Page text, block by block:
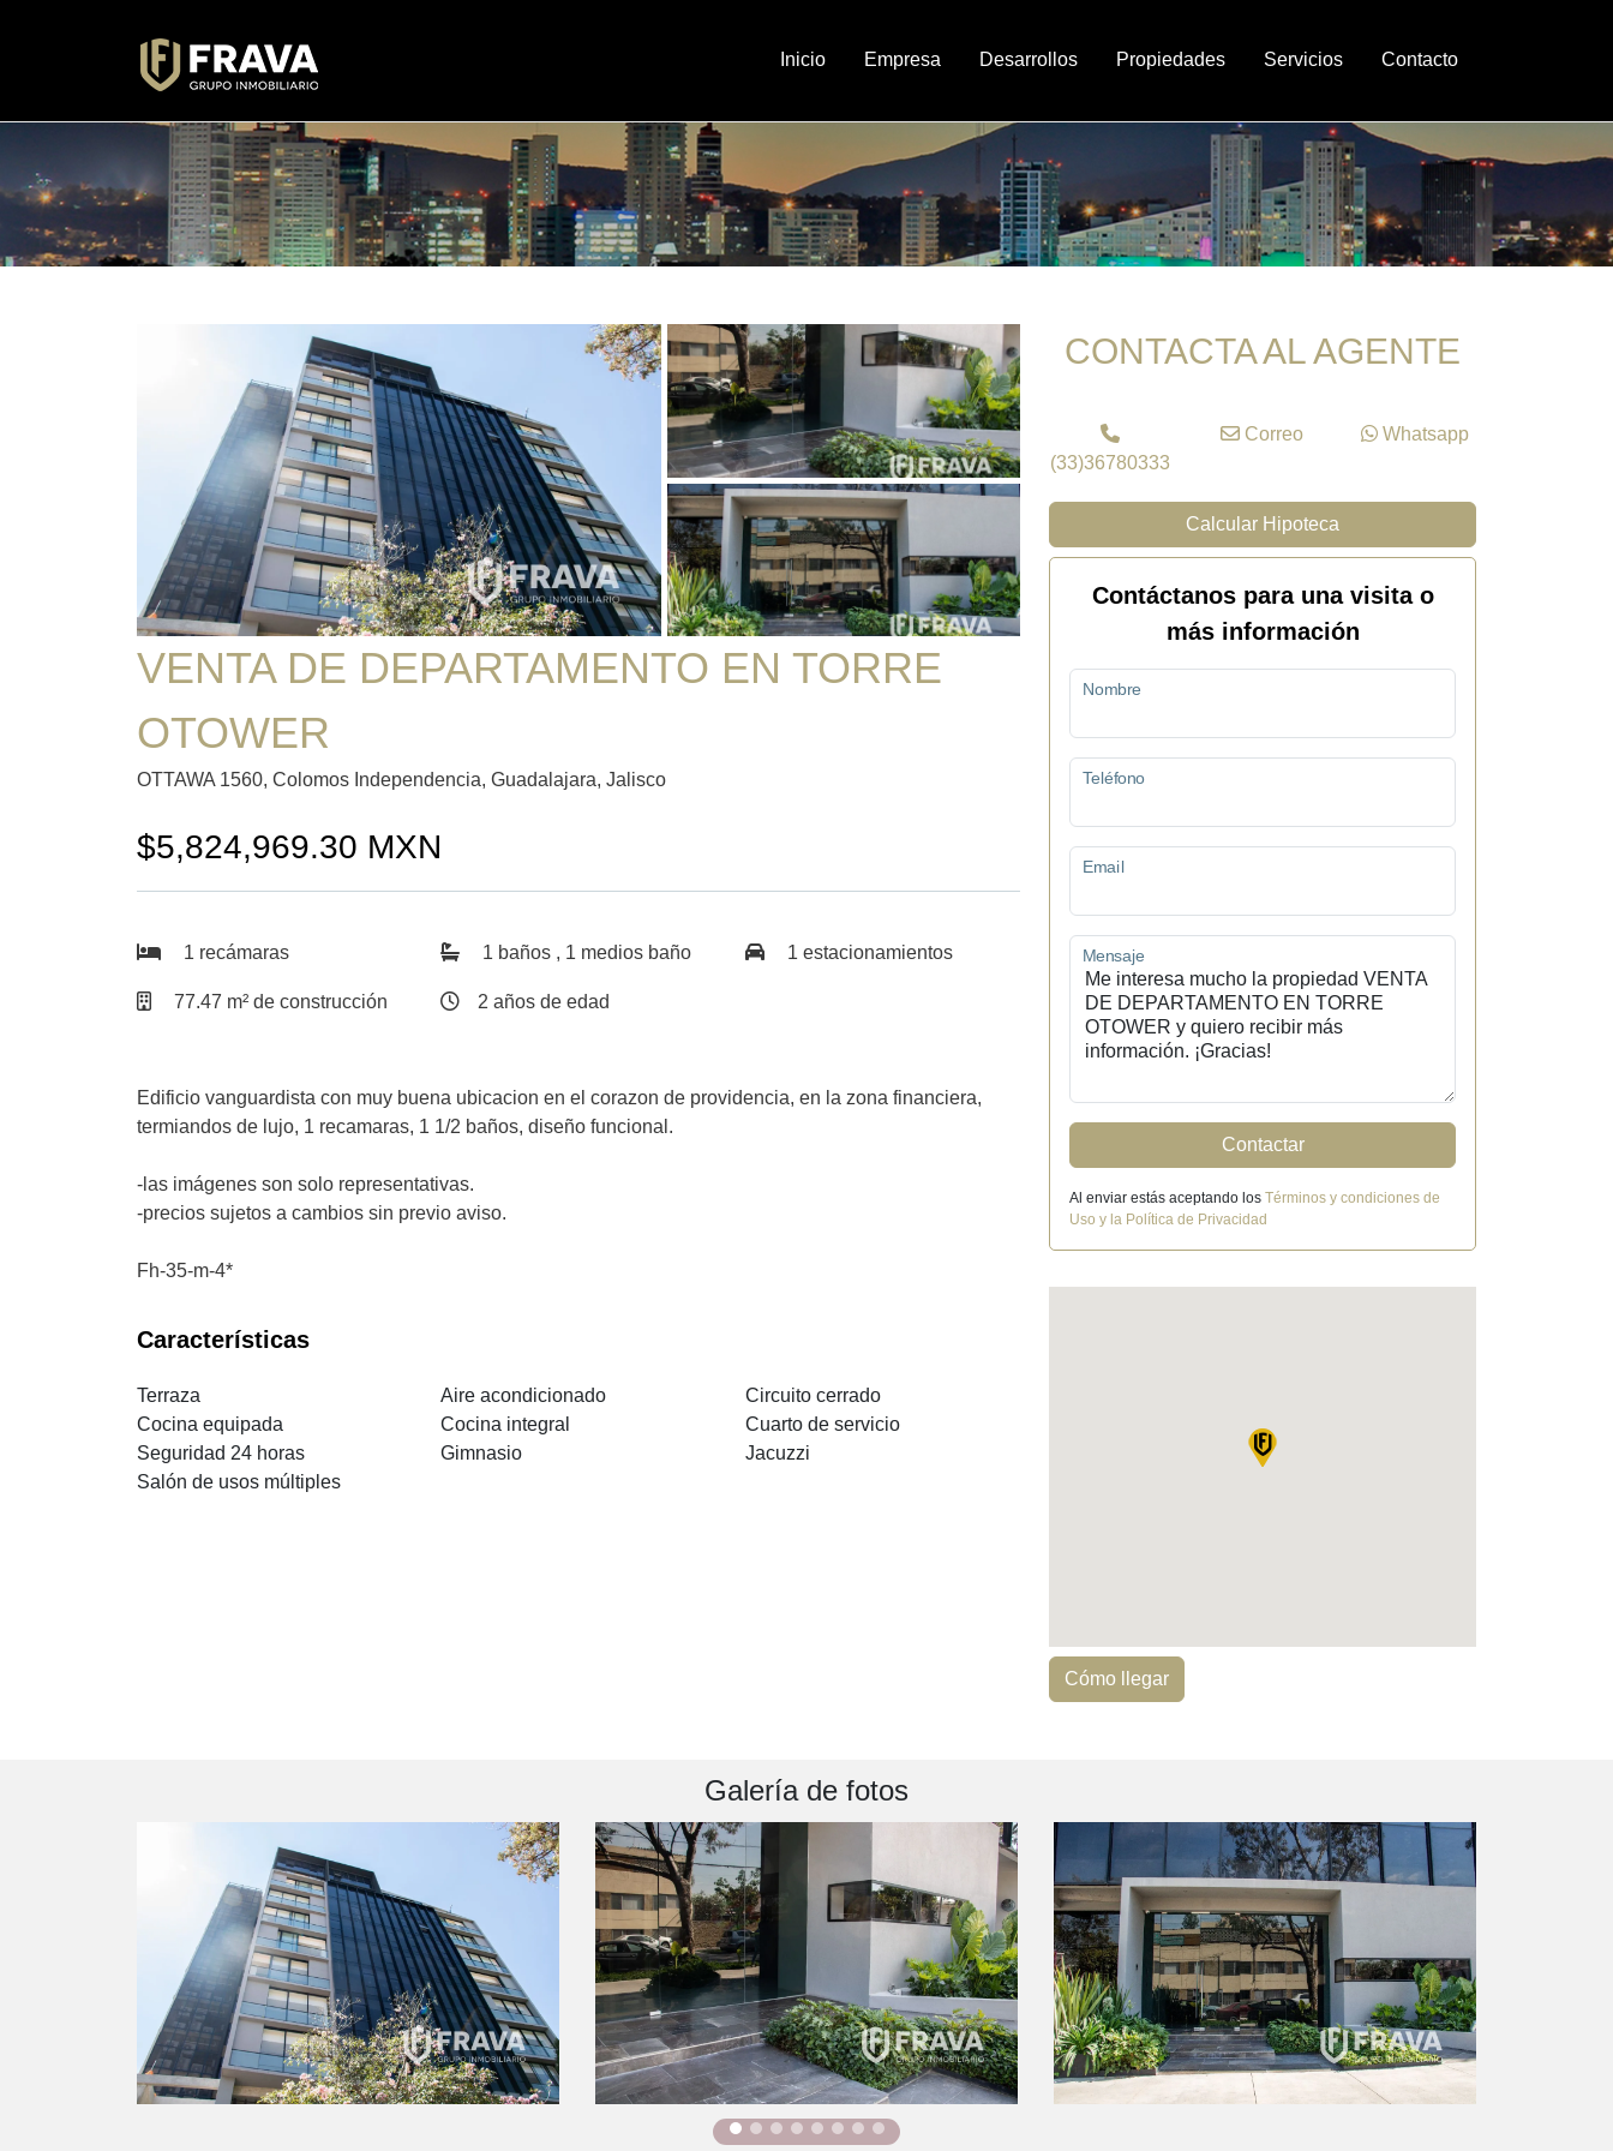
Inicio Empresa Desarrollos Propiedades Servicios Contacto
VENTA DE DEPARTAMENTO EN TORRE
OTOWER
OTTAWA 1560, Colomos Independencia, Guadalajara, Jalisco
$5,824,969.30 MXN
1 recámaras 1 baños , 1 medios baño 1 estacionamientos
77.47 m² de construcción 2 años de edad
Edificio vanguardista con muy buena ubicacion en el corazon de providencia, en la zona financiera,
termiandos de lujo, 1 recamaras, 1 1/2 baños, diseño funcional.
-las imágenes son solo representativas.
-precios sujetos a cambios sin previo aviso.
Fh-35-m-4*
Características
Terraza Aire acondicionado
Circuito cerrado
Cocina equipada
Cocina integral
Cuarto de servicio
Seguridad 24 horas
Gimnasio
Jacuzzi
Salón de usos múltiples
CONTACTA AL AGENTE
(33)36780333
Correo Whatsapp
Calcular Hipoteca
Contáctanos para una visita o
más información
Nombre
Teléfono
Email
Mensaje
Contactar
Al enviar estás aceptando los Términos y condiciones de
Uso y la Política de Privacidad
Cómo llegar
Galería de fotos